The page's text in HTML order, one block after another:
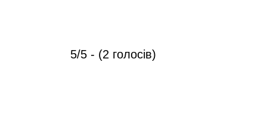
5/5 - (2 голосів)